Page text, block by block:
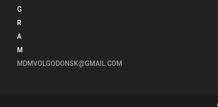
MDMVOLGODONSK@GMAIL.COM